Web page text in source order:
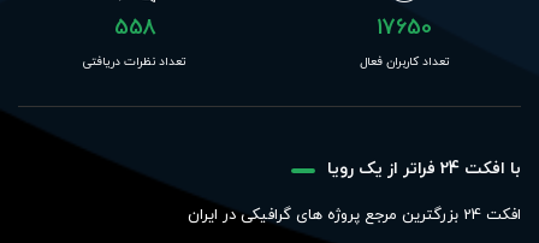
17650
تعداد کاربران فعال
558
تعداد نظرات دریافتی
با افکت 24 فراتر از یک رویا
افکت 24 بزرگترین مرجع پروژه های گرافیکی در ایران